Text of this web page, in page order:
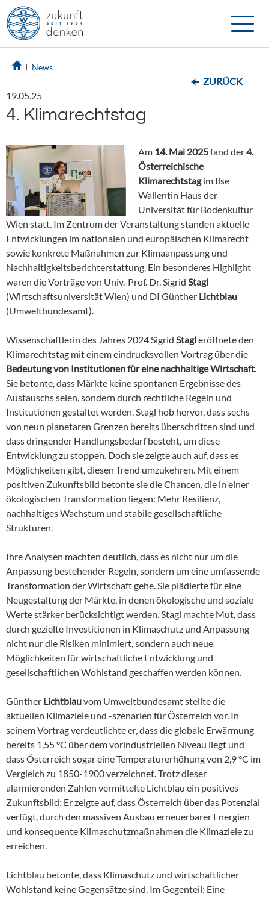
Toggle
News
ZURÜCK
19.05.25
4. Klimarechtstag
Am 14. Mai 2025fand der4.
Österreichische
Klimarechtstagim Ilse
Wallentin Haus der
Universität für Bodenkultur
Wien statt. Im Zentrum der Veranstaltung standen aktuelle
Entwicklungen im nationalen und europäischen Klimarecht
sowie konkrete Maßnahmen zur Klimaanpassung und
Nachhaltigkeitsberichterstattung. Ein besonderes Highlight
waren die Vorträge von Univ.-Prof. Dr. Sigrid Stagl
(Wirtschaftsuniversität Wien) und DI Günther Lichtblau
(Umweltbundesamt).
Wissenschaftlerin des Jahres 2024 Sigrid Stagleröffnete den
Klimarechtstag mit einem eindrucksvollen Vortrag über die
Bedeutung von Institutionen für eine nachhaltige Wirtschaft.
Sie betonte, dass Märkte keine spontanen Ergebnisse des
Austauschs seien, sondern durch rechtliche Regeln und
Institutionen gestaltet werden. Stagl hob hervor, dass sechs
von neun planetaren Grenzen bereits überschritten sind und
dass dringender Handlungsbedarf besteht, um diese
Entwicklung zu stoppen. Doch sie zeigte auch auf, dass es
Möglichkeiten gibt, diesen Trend umzukehren. Mit einem
positiven Zukunftsbild betonte sie die Chancen, die in einer
ökologischen Transformation liegen: Mehr Resilienz,
nachhaltiges Wachstum und stabile gesellschaftliche
Strukturen.
Ihre Analysen machten deutlich, dass es nicht nur um die
Anpassung bestehender Regeln, sondern um eine umfassende
Transformation der Wirtschaft gehe. Sie plädierte für eine
Neugestaltung der Märkte, in denen ökologische und soziale
Werte stärker berücksichtigt werden. Stagl machte Mut, dass
durch gezielte Investitionen in Klimaschutz und Anpassung
nicht nur die Risiken minimiert, sondern auch neue
Möglichkeiten für wirtschaftliche Entwicklung und
gesellschaftlichen Wohlstand geschaffen werden können.
Günther Lichtblauvom Umweltbundesamt stellte die
aktuellen Klimaziele und -szenarien für Österreich vor. In
seinem Vortrag verdeutlichte er, dass die globale Erwärmung
bereits 1,55 °C über dem vorindustriellen Niveau liegt und
dass Österreich sogar eine Temperaturerhöhung von 2,9 °C im
Vergleich zu 1850-1900 verzeichnet. Trotz dieser
alarmierenden Zahlen vermittelte Lichtblau ein positives
Zukunftsbild: Er zeigte auf, dass Österreich über das Potenzial
verfügt, durch den massiven Ausbau erneuerbarer Energien
und konsequente Klimaschutzmaßnahmen die Klimaziele zu
erreichen.
Lichtblau betonte, dass Klimaschutz und wirtschaftlicher
Wohlstand keine Gegensätze sind. Im Gegenteil: Eine